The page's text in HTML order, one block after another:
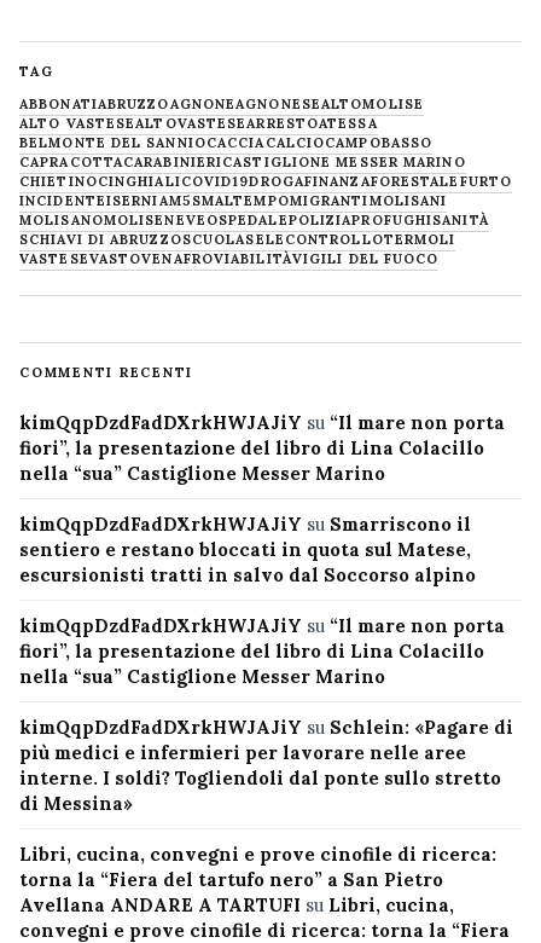
TAG
ABBONATIABRUZZOAGNONEAGNONESEALTOMOLISE
ALTO VASTESEALTOVASTESEARRESTOATESSA
BELMONTE DEL SANNIOCACCIACALCIOCAMPOBASSO
CAPRACOTTACARABINIERICASTIGLIONE MESSER MARINO
CHIETINOCINGHIALICOVID19DROGAFINANZAFORESTALE FURTO
INCIDENTEISERNIAM5SMALTEMPOMIGRANTIMOLISANI
MOLISANOMOLISENEVE OSPEDALEPOLIZIAPROFUGHISANITÀ
SCHIAVI DI ABRUZZOSCUOLASELECONTROLLOTERMOLI
VASTESEVASTOVENAFROVIABILITÀVIGILI DEL FUOCO
COMMENTI RECENTI
kimQqpDzdFadDXrkHWJAJiY su “Il mare non porta
fiori”, la presentazione del libro di Lina Colacillo
nella “sua” Castiglione Messer Marino
kimQqpDzdFadDXrkHWJAJiY su Smarriscono il
sentiero e restano bloccati in quota sul Matese,
escursionisti tratti in salvo dal Soccorso alpino
kimQqpDzdFadDXrkHWJAJiY su “Il mare non porta
fiori”, la presentazione del libro di Lina Colacillo
nella “sua” Castiglione Messer Marino
kimQqpDzdFadDXrkHWJAJiY su Schlein: «Pagare di
più medici e infermieri per lavorare nelle aree
interne. I soldi? Togliendoli dal ponte sullo stretto
di Messina»
Libri, cucina, convegni e prove cinofile di ricerca:
torna la “Fiera del tartufo nero” a San Pietro
Avellana ANDARE A TARTUFI su Libri, cucina,
convegni e prove cinofile di ricerca: torna la “Fiera